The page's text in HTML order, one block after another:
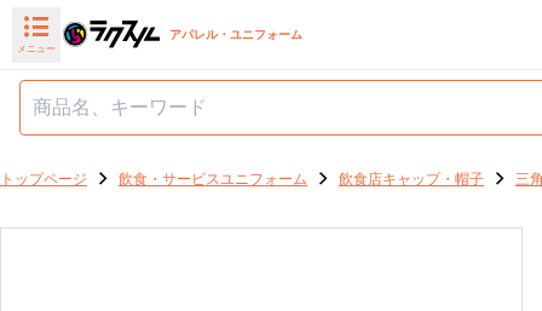
メニュー
アパレル・ユニフォーム
トップページ 飲食・サービスユニフォーム 飲食店キャップ・帽子 三